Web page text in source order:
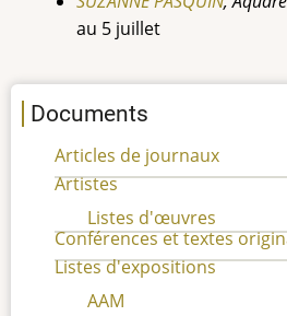
au 5 juillet
Documents
Articles de journaux
Artistes
Listes d'œuvres
Conférences et textes
Listes d'expositions
AAM